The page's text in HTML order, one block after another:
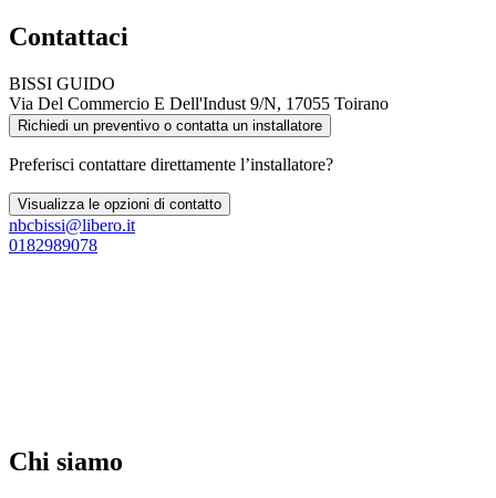
Contattaci
BISSI GUIDO
Via Del Commercio E Dell'Indust 9/N, 17055 Toirano
Richiedi un preventivo o contatta un installatore
Preferisci contattare direttamente l’installatore?
Visualizza le opzioni di contatto
nbcbissi@libero.it
0182989078
Chi siamo